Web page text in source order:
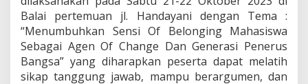
a
n
g
l
a
w
a
Balai pertemuan jl. Handayani dengan Tema :
“Menumbuhkan Sensi Of Belonging Mahasiswa
Sebagai Agen Of Change Dan Generasi Penerus
Bangsa” yang diharapkan peserta dapat melatih
sikap tanggung jawab, mampu berargumen, dan